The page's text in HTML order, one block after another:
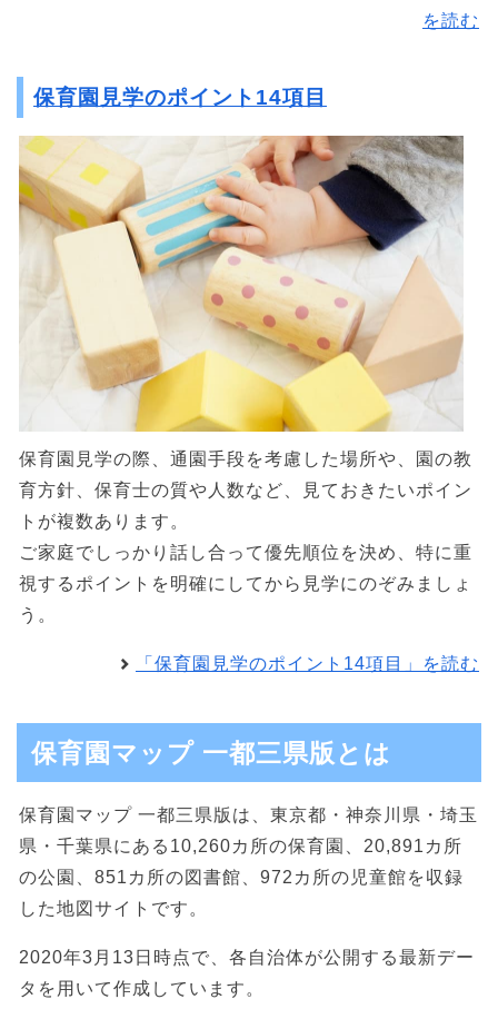
を読む
保育園見学のポイント14項目
保育園見学の際、通園手段を考慮した場所や、園の教
育方針、保育士の質や人数など、見ておきたいポイン
トが複数あります。
ご家庭でしっかり話し合って優先順位を決め、特に重
視するポイントを明確にしてから見学にのぞみましょ
う。
「保育園見学のポイント14項目」を読む
保育園マップ 一都三県版とは
保育園マップ 一都三県版は、東京都・神奈川県・埼玉
県・千葉県にある10,260カ所の保育園、20,891カ所
の公園、851カ所の図書館、972カ所の児童館を収録
した地図サイトです。
2020年3月13日時点で、各自治体が公開する最新デー
タを用いて作成しています。